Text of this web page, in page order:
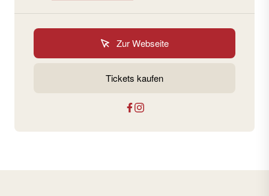
Zur Webseite
Tickets kaufen